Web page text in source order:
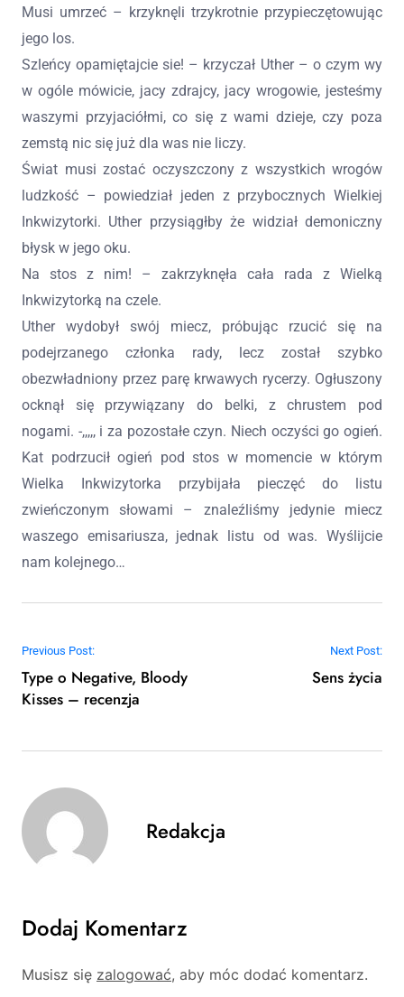
Musi umrzeć – krzyknęli trzykrotnie przypieczętowując
jego los.
Szleńcy opamiętajcie sie! – krzyczał Uther – o czym wy
w ogóle mówicie, jacy zdrajcy, jacy wrogowie, jesteśmy
waszymi przyjaciółmi, co się z wami dzieje, czy poza
zemstą nic się już dla was nie liczy.
Świat musi zostać oczyszczony z wszystkich wrogów
ludzkość – powiedział jeden z przybocznych Wielkiej
Inkwizytorki. Uther przysiągłby że widział demoniczny
błysk w jego oku.
Na stos z nim! – zakrzyknęła cała rada z Wielką
Inkwizytorką na czele.
Uther wydobył swój miecz, próbując rzucić się na
podejrzanego członka rady, lecz został szybko
obezwładniony przez parę krwawych rycerzy. Ogłuszony
ocknął się przywiązany do belki, z chrustem pod
nogami. -,,,,, i za pozostałe czyn. Niech oczyści go ogień.
Kat podrzucił ogień pod stos w momencie w którym
Wielka Inkwizytorka przybijała pieczęć do listu
zwieńczonym słowami – znaleźliśmy jedynie miecz
waszego emisariusza, jednak listu od was. Wyślijcie
nam kolejnego…
Nawigacja wpisu
Previous Post:
Type o Negative, Bloody
Kisses – recenzja
Next Post:
Sens życia
Redakcja
Dodaj Komentarz
Musisz się zalogować, aby móc dodać komentarz.